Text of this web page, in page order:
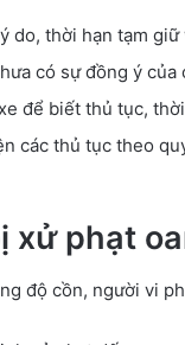
do, thời hạn tạm giữ
có sự đồng ý của
để biết thủ tục,
các thủ tục theo
xử phạt
độ cồn, người vi